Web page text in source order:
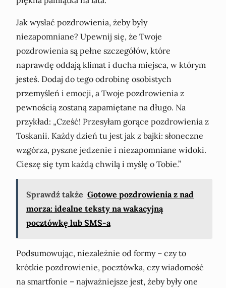
Jak wysłać pozdrowienia, żeby były
niezapomniane? Upewnij się, że Twoje
pozdrowienia są pełne szczegółów, które
naprawdę oddają klimat i ducha miejsca, w którym
jesteś. Dodaj do tego odrobinę osobistych
przemyśleń i emocji, a Twoje pozdrowienia z
pewnością zostaną zapamiętane na długo. Na
przykład: „Cześć! Przesyłam gorące pozdrowienia z
Toskanii. Każdy dzień tu jest jak z bajki: słoneczne
wzgórza, pyszne jedzenie i niezapomniane widoki.
Cieszę się tym każdą chwilą i myślę o Tobie.”
Sprawdź także Gotowe pozdrowienia z nad
morza: idealne teksty na wakacyjną
pocztówkę lub SMS-a
Podsumowując, niezależnie od formy – czy to
krótkie pozdrowienie, pocztówka, czy wiadomość
na smartfonie – najważniejsze jest, żeby były one